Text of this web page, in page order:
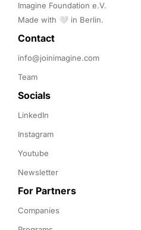
Imagine Foundation e.V.
Made with 🤍 in Berlin.
Contact
info@joinimagine.com
Team
Socials
LinkedIn
Instagram
Youtube
Newsletter
For Partners
Companies